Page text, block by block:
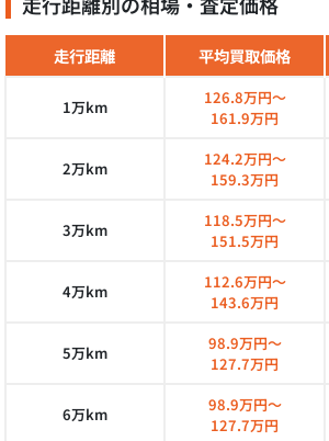
走行距離 平均買取価格
1万km
126.8万円～
161.9万円
2万km
124.2万円～
159.3万円
3万km
118.5万円～
151.5万円
4万km
112.6万円～
143.6万円
5万km
98.9万円～
127.7万円
6万km
98.9万円～
127.7万円